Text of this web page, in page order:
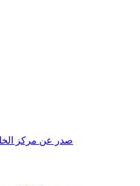
صدر عن مركز الخليج للأبحاث الملف الاستراتيجي